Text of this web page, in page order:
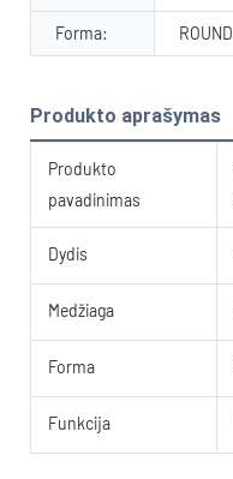
Forma: ROUND
Produkto aprašymas
Produkto
pavadinimas
Dydis
Medžiaga
Forma
Funkcija